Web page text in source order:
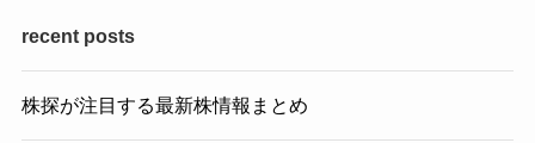
recent posts
株探が注目する最新株情報まとめ